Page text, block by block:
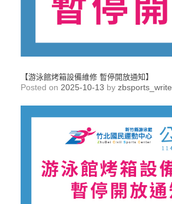
【游泳館烤箱設備維修 暫停開放通知】
Posted on 2025-10-13 by zbsports_write